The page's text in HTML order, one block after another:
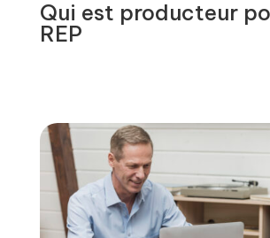
Qui est producteur
REP